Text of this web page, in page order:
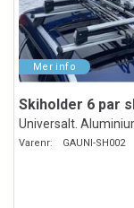
Skiholder 6 par
Universalt.
Varenr: GAUNI-SH002